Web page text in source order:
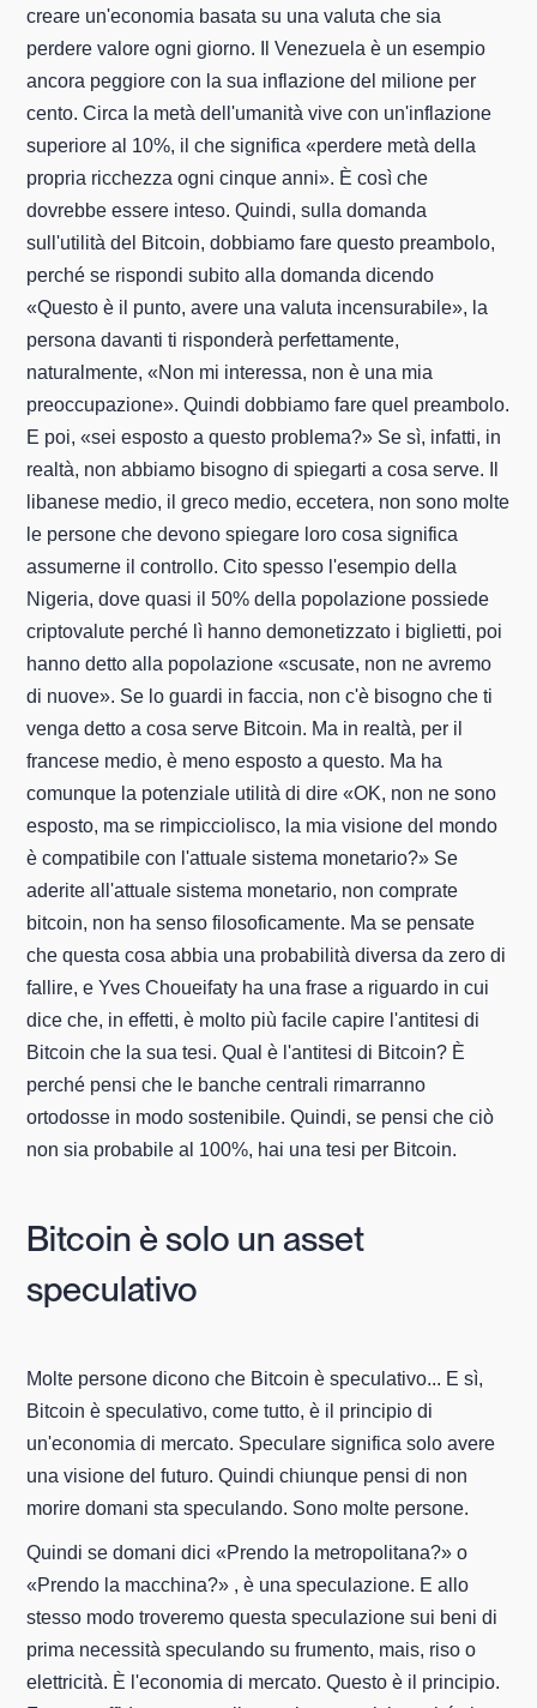
creare un'economia basata su una valuta che sia
perdere valore ogni giorno. Il Venezuela è un esempio
ancora peggiore con la sua inflazione del milione per
cento. Circa la metà dell'umanità vive con un'inflazione
superiore al 10%, il che significa «perdere metà della
propria ricchezza ogni cinque anni». È così che
dovrebbe essere inteso. Quindi, sulla domanda
sull'utilità del Bitcoin, dobbiamo fare questo preambolo,
perché se rispondi subito alla domanda dicendo
«Questo è il punto, avere una valuta incensurabile», la
persona davanti ti risponderà perfettamente,
naturalmente, «Non mi interessa, non è una mia
preoccupazione». Quindi dobbiamo fare quel preambolo.
E poi, «sei esposto a questo problema?» Se sì, infatti, in
realtà, non abbiamo bisogno di spiegarti a cosa serve. Il
libanese medio, il greco medio, eccetera, non sono molte
le persone che devono spiegare loro cosa significa
assumerne il controllo. Cito spesso l'esempio della
Nigeria, dove quasi il 50% della popolazione possiede
criptovalute perché lì hanno demonetizzato i biglietti, poi
hanno detto alla popolazione «scusate, non ne avremo
di nuove». Se lo guardi in faccia, non c'è bisogno che ti
venga detto a cosa serve Bitcoin. Ma in realtà, per il
francese medio, è meno esposto a questo. Ma ha
comunque la potenziale utilità di dire «OK, non ne sono
esposto, ma se rimpicciolisco, la mia visione del mondo
è compatibile con l'attuale sistema monetario?» Se
aderite all'attuale sistema monetario, non comprate
bitcoin, non ha senso filosoficamente. Ma se pensate
che questa cosa abbia una probabilità diversa da zero di
fallire, e Yves Choueifaty ha una frase a riguardo in cui
dice che, in effetti, è molto più facile capire l'antitesi di
Bitcoin che la sua tesi. Qual è l'antitesi di Bitcoin? È
perché pensi che le banche centrali rimarranno
ortodosse in modo sostenibile. Quindi, se pensi che ciò
non sia probabile al 100%, hai una tesi per Bitcoin.
Bitcoin è solo un asset
speculativo
Molte persone dicono che Bitcoin è speculativo... E sì,
Bitcoin è speculativo, come tutto, è il principio di
un'economia di mercato. Speculare significa solo avere
una visione del futuro. Quindi chiunque pensi di non
morire domani sta speculando. Sono molte persone.
Quindi se domani dici «Prendo la metropolitana?» o
«Prendo la macchina?» , è una speculazione. E allo
stesso modo troveremo questa speculazione sui beni di
prima necessità speculando su frumento, mais, riso o
elettricità. È l'economia di mercato. Questo è il principio.